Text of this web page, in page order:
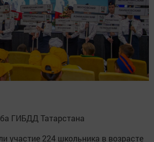
ГИБДД Татарстана
участие 224 школьника в возрасте